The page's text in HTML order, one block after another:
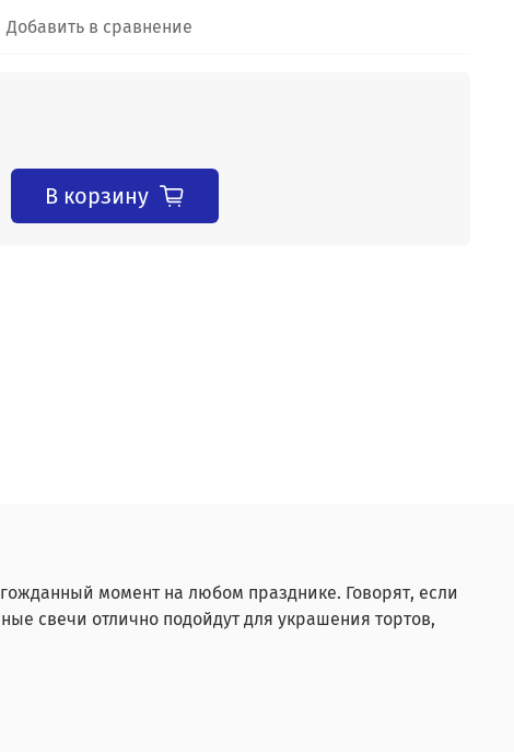
Добавить в сравнение
В корзину
момент на любом празднике. Говорят, если
свечи отлично подойдут для украшения тортов,